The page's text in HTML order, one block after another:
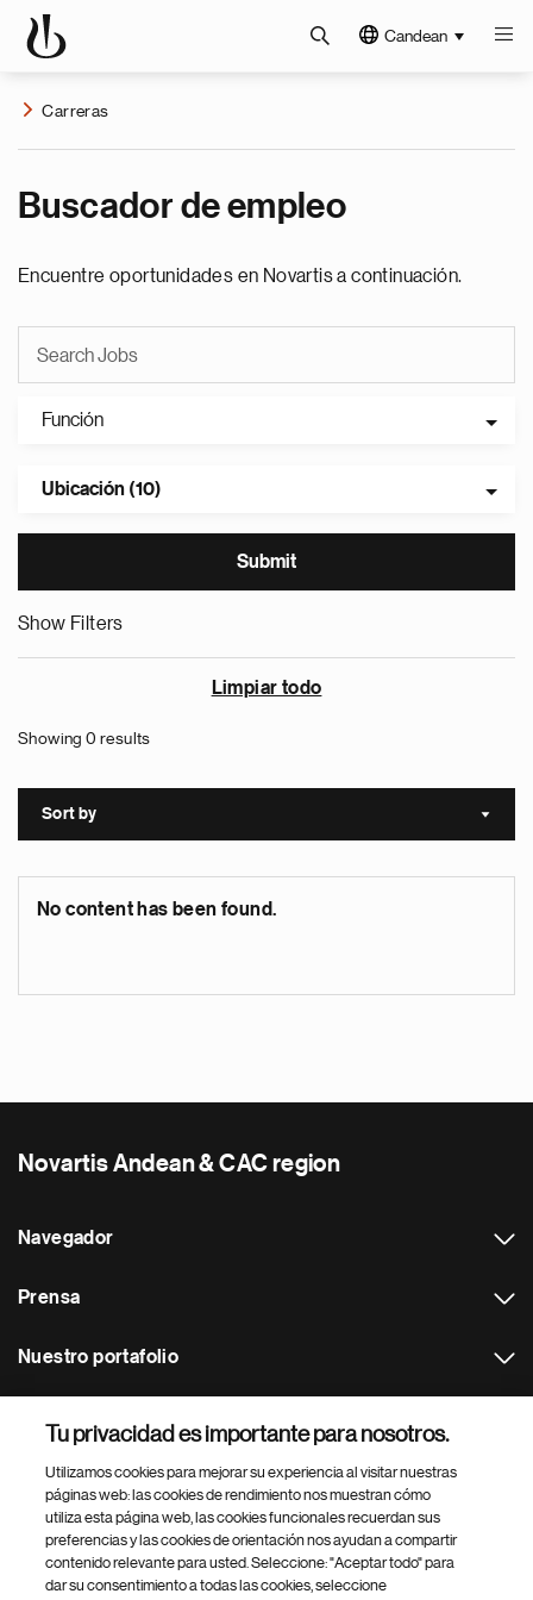
Candean
Carreras
Buscador de empleo
Encuentre oportunidades en Novartis a continuación.
Función
Ubicación (10)
Show Filters
Limpiar todo
Showing 0 results
Sort by Sort
No content has been found.
Novartis Andean & CAC region
Navegador
Prensa
Nuestro portafolio
Footer Site Search
Tu privacidad es importante para nosotros.
Utilizamos cookies para mejorar su experiencia al visitar nuestras
páginas web: las cookies de rendimiento nos muestran cómo
utiliza esta página web, las cookies funcionales recuerdan sus
preferencias y las cookies de orientación nos ayudan a compartir
contenido relevante para usted. Seleccione: "Aceptar todo" para
dar su consentimiento a todas las cookies, seleccione